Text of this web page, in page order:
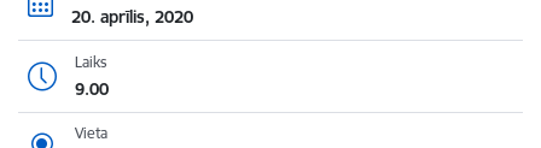
20. aprīlis, 2020
Laiks
9.00
Vieta